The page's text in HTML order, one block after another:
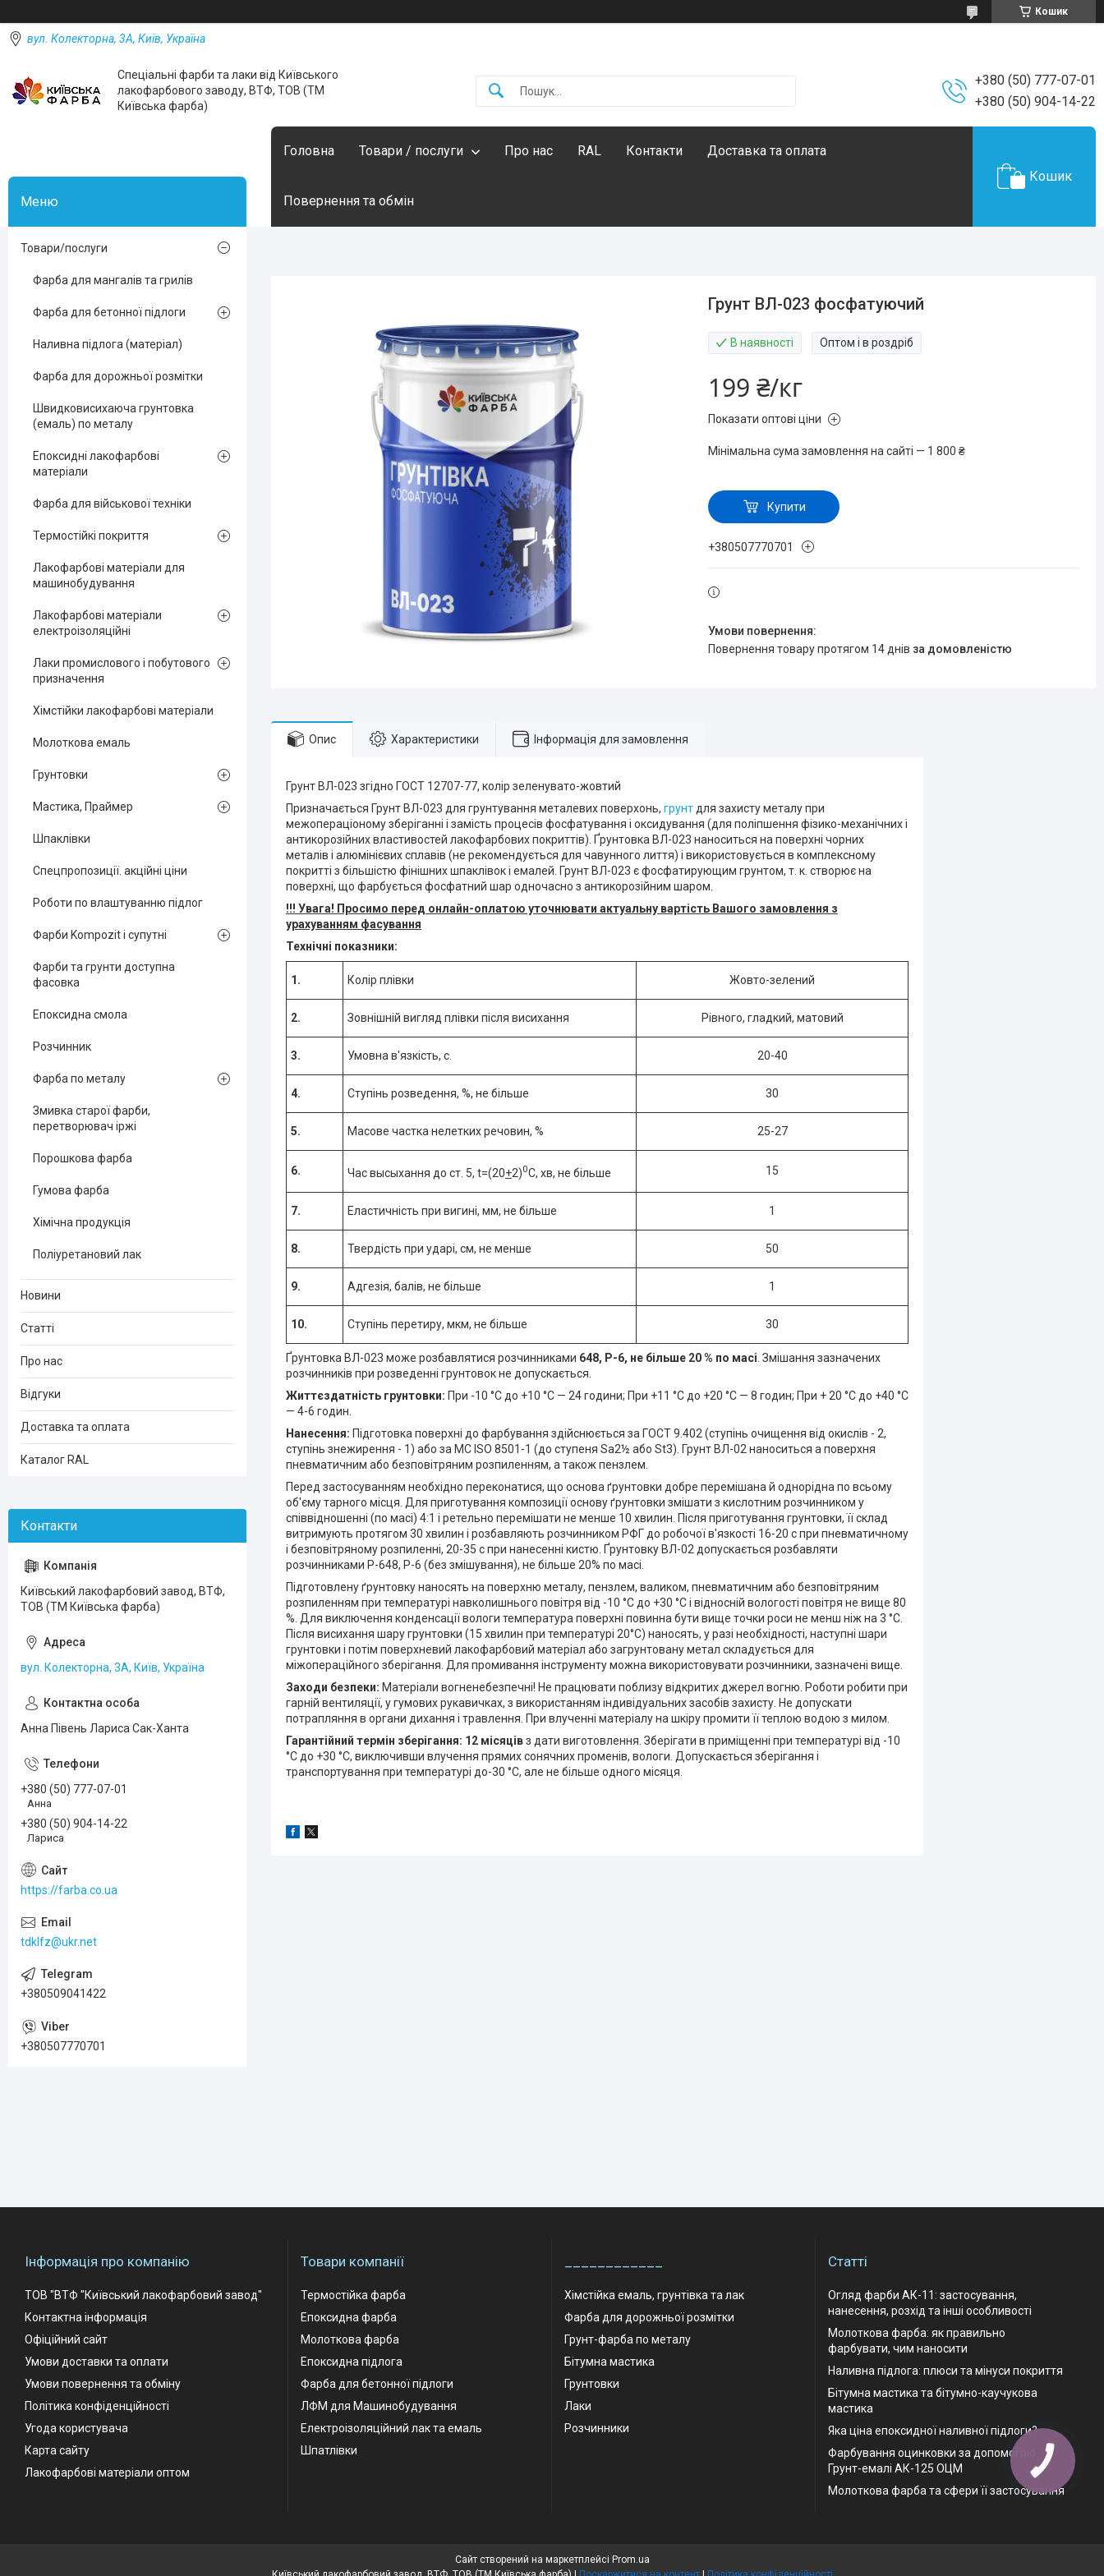
Кошик
вул. Колекторна, 3А, Київ, Україна
Спеціальні фарби та лаки від Київського
лакофарбового заводу, ВТФ, ТОВ (ТМ
Київська фарба)
+380 (50) 777-07-01
+380 (50) 904-14-22
Головна Товари / послуги Про нас RAL Контакти Доставка та оплата
Повернення та обмін
Кошик
Грунт ВЛ-023 фосфатуючий
В наявності Оптом і в роздріб
199 ₴/кг
Показати оптові ціни
Мінімальна сума замовлення на сайті — 1 800 ₴
Купити
+380507770701
повернення товару протягом 14 днів за домовленістю
Опис Характеристики Інформація для замовлення
Грунт ВЛ-023 згідно ГОСТ 12707-77, колір зеленувато-жовтий
Призначається Грунт ВЛ-023 для грунтування металевих поверхонь, грунт для захисту металу при
межопераціоному зберіганні і замість процесів фосфатування і оксидування (для поліпшення фізико-механічних і
антикорозійних властивостей лакофарбових покриттів). Ґрунтовка ВЛ-023 наноситься на поверхні чорних
металів і алюмінієвих сплавів (не рекомендується для чавунного лиття) і використовується в комплексному
покритті з більшістю фінішних шпаклівок і емалей. Грунт ВЛ-023 є фосфатирующим грунтом, т. к. створює на
поверхні, що фарбується фосфатний шар одночасно з антикорозійним шаром.
!!! Увага! Просимо перед онлайн-оплатою уточнювати актуальну вартість Вашого замовлення з
урахуванням фасування
Технічні показники:
1. Колір плівки Жовто-зелений
2. Зовнішній вигляд плівки після висихання Рівного, гладкий, матовий
3. Умовна в'язкість, с. 20-40
4. Ступінь розведення, %, не більше 30
5. Масове частка нелетких речовин, % 25-27
6. Час высыхання до ст. 5, t=(20+2)0C, хв, не більше 15
7. Еластичність при вигині, мм, не більше 1
8. Твердість при ударі, см, не менше 50
9. Адгезія, балів, не більше 1
10. Ступінь перетиру, мкм, не більше 30
Ґрунтовка ВЛ-023 може розбавлятися розчинниками 648, Р-6, не більше 20 % по масі . Змішання зазначених
розчинників при розведенні грунтовок не допускається.
Життєздатність грунтовки: При -10 °С до +10 °С — 24 години; При +11 °С до +20 °С — 8 годин; При + 20 °С до +40 °С
— 4-6 годин.
Нанесення: Підготовка поверхні до фарбування здійснюється за ГОСТ 9.402 (ступінь очищення від окислів - 2,
ступінь знежирення - 1) або за МС ISO 8501-1 (до ступеня Sa2½ або St3). Грунт ВЛ-02 наноситься а поверхня
пневматичним або безповітряним розпиленням, а також пензлем.
Перед застосуванням необхідно переконатися, що основа ґрунтовки добре перемішана й однорідна по всьому
об'єму тарного місця. Для приготування композиції основу ґрунтовки змішати з кислотним розчинником у
співвідношенні (по масі) 4:1 і ретельно перемішати не менше 10 хвилин. Після приготування грунтовки, її склад
витримують протягом 30 хвилин і розбавляють розчинником РФГ до робочої в'язкості 16-20 с при пневматичному
і безповітряному розпиленні, 20-35 с при нанесенні кистю. Ґрунтовку ВЛ-02 допускається розбавляти
розчинниками Р-648, Р-6 (без змішування), не більше 20% по масі.
Підготовлену ґрунтовку наносять на поверхню металу, пензлем, валиком, пневматичним або безповітряним
розпиленням при температурі навколишнього повітря від -10 °С до +30 °С і відносній вологості повітря не вище 80
%. Для виключення конденсації вологи температура поверхні повинна бути вище точки роси не менш ніж на 3 °С.
Після висихання шару грунтовки (15 хвилин при температурі 20°С) наносять, у разі необхідності, наступні шари
грунтовки і потім поверхневий лакофарбовий матеріал або загрунтовану метал складується для
міжопераційного зберігання. Для промивання інструменту можна використовувати розчинники, зазначені вище.
Заходи безпеки: Матеріали вогненебезпечні! Не працювати поблизу відкритих джерел вогню. Роботи робити при
гарній вентиляції, у гумових рукавичках, з використанням індивідуальних засобів захисту. Не допускати
потрапляння в органи дихання і травлення. При влученні матеріалу на шкіру промити її теплою водою з милом.
Гарантійний термін зберігання: 12 місяцівз дати виготовлення. Зберігати в приміщенні при температурі від -10
°С до +30 °С, виключивши влучення прямих сонячних променів, вологи. Допускається зберігання і
транспортування при температурі до-30 °С, але не більше одного місяця.
Товари/послуги
Фарба для мангалів та грилів
Фарба для бетонної підлоги
Наливна підлога (матеріал)
Фарба для дорожньої розмітки
Швидковисихаюча грунтовка
(емаль) по металу
Епоксидні лакофарбові
матеріали
Фарба для військової техніки
Термостійкі покриття
Лакофарбові матеріали для
машинобудування
Лакофарбові матеріали
електроізоляційні
Лаки промислового і побутового
призначення
Хімстійки лакофарбові матеріали
Молоткова емаль
Грунтовки
Мастика, Праймер
Шпаклівки
Спецпропозиції. акційні ціни
Роботи по влаштуванню підлог
Фарби Kompozit і супутні
Фарби та грунти доступна
фасовка
Епоксидна смола
Розчинник
Фарба по металу
Змивка старої фарби,
перетворювач іржі
Порошкова фарба
Гумова фарба
Хімічна продукція
Поліуретановий лак
Новини
Статті
Про нас
Відгуки
Доставка та оплата
Каталог RAL
Київський лакофарбовий завод, ВТФ,
ТОВ (ТМ Київська фарба)
вул. Колекторна, 3А, Київ, Україна
Анна Півень Лариса Сак-Ханта
+380 (50) 777-07-01
Анна
+380 (50) 904-14-22
Лариса
https://farba.co.ua
tdklfz@ukr.net
+380509041422
+380507770701
Інформація про компанію
ТОВ "ВТФ "Київський лакофарбовий завод"
Контактна інформація
Офіційний сайт
Умови доставки та оплати
Умови повернення та обміну
Політика конфіденційності
Угода користувача
Карта сайту
Лакофарбові матеріали оптом
Товари компанії
Термостійка фарба
Епоксидна фарба
Молоткова фарба
Епоксидна підлога
Фарба для бетонної підлоги
ЛФМ для Машинобудування
Електроізоляційний лак та емаль
Шпатлівки
Хімстійка емаль, грунтівка та лак
Фарба для дорожньої розмітки
Грунт-фарба по металу
Бітумна мастика
Грунтовки
Лаки
Розчинники
Статті
Огляд фарби АК-11: застосування,
нанесення, розхід та інші особливості
Молоткова фарба: як правильно
фарбувати, чим наносити
Наливна підлога: плюси та мінуси покриття
Бітумна мастика та бітумно-каучукова
мастика
Яка ціна епоксидної наливної підлоги?
Фарбування оцинковки за допомогою
Грунт-емалі АК-125 ОЦМ
Молоткова фарба та сфери її застосування
Сайт створений на маркетплейсі Prom.ua